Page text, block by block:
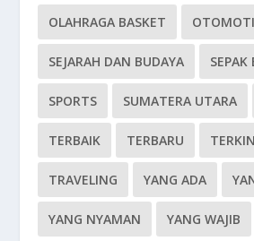
OLAHRAGA BASKET
SEJARAH DAN BUDAYA SEPAK
SPORTS SUMATERA UTARA
TERBAIK TERBARU
TRAVELING YANG ADA
YANG NYAMAN YANG WAJIB